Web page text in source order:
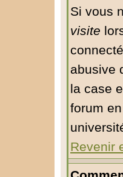
Si vous
visite
abusive
la case
forum
Revenir